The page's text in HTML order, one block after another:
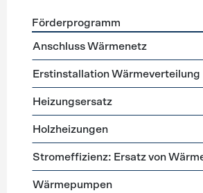
Förderprogramme
Förderprogramm
Anschluss Wärmenetz
Erstinstallation Wärmeverteilung
Heizungsersatz
Holzheizungen
Stromeffizienz: Ersatz von
Wärmepumpen